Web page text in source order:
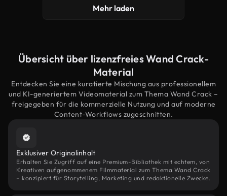
Mehr laden
Übersicht über lizenzfreies Wand Crack-
Material
Entdecken Sie eine kuratierte Mischung aus professionellem
und KI-generiertem Videomaterial zum Thema Wand Crack –
freigegeben für die kommerzielle Nutzung und auf moderne
Content-Workflows zugeschnitten.
Exklusiver Originalinhalt
Erhalten Sie Zugriff auf eine Premium-Bibliothek mit echtem, von
Kreativen aufgenommenem Filmmaterial zum Thema Wand Crack
– konzipiert für Storytelling, Marketing und redaktionelle Zwecke.